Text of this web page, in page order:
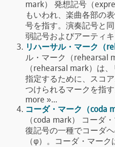
mark） 発想記号（
もいわれ、楽曲各部の
号を指す。演奏記号と
弱記号およびアーティ
リハーサル・マーク（
ル・マーク（rehearsal
（rehearsal mark）は
指定するために、スコ
つけられるマークを指
more »...
コーダ・マーク（coda
（coda mark） コーダ
復記号の一種でコーダ
（φ）。コーダ・マー